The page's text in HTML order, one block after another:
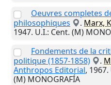
Oeuvres completes
philosophiques
. Marx,
1947. U.I.: Cent. (M)
Fondements de la
politique (1857-1858)
.
Anthropos Editorial, 1967.
(M) MONOGRAFÍA